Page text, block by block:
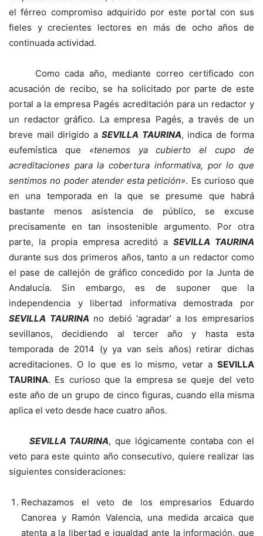
el férreo compromiso adquirido por este portal con sus
fieles y crecientes lectores en más de ocho años de
continuada actividad.
Como cada año, mediante correo certificado con
acusación de recibo, se ha solicitado por parte de este
portal a la empresa Pagés acreditación para un redactor y
un redactor gráfico. La empresa Pagés, a través de un
breve mail dirigido a SEVILLA TAURINA, indica de forma
eufemística que «tenemos ya cubierto el cupo de
acreditaciones para la cobertura informativa, por lo que
sentimos no poder atender esta petición». Es curioso que
en una temporada en la que se presume que habrá
bastante menos asistencia de público, se excuse
precisamente en tan insostenible argumento. Por otra
parte, la propia empresa acreditó aSEVILLA TAURINA
durante sus dos primeros años, tanto a un redactor como
el pase de callejón de gráfico concedido por la Junta de
Andalucía. Sin embargo, es de suponer que la
independencia y libertad informativa demostrada por
SEVILLA TAURINA no debió ‘agradar’ a los empresarios
sevillanos, decidiendo al tercer año y hasta esta
temporada de 2014 (y ya van seis años) retirar dichas
acreditaciones. O lo que es lo mismo, vetar a SEVILLA
TAURINA. Es curioso que la empresa se queje del veto
este año de un grupo de cinco figuras, cuando ella misma
aplica el veto desde hace cuatro años.
SEVILLA TAURINA, que lógicamente contaba con el
veto para este quinto año consecutivo, quiere realizar las
siguientes consideraciones:
Rechazamos el veto de los empresarios Eduardo
Canorea y Ramón Valencia, una medida arcaica que
atenta a la libertad e igualdad ante la información, que